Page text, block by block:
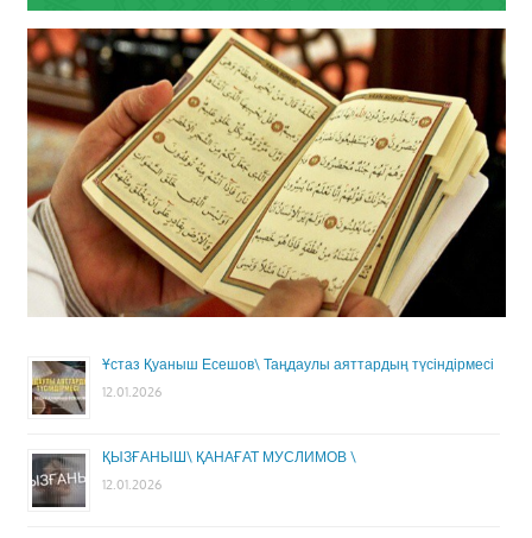
Ұстаз Қуаныш Есешов\ Таңдаулы аяттардың түсіндірмесі
12.01.2026
ҚЫЗҒАНЫШ\ ҚАНАҒАТ МУСЛИМОВ \
12.01.2026